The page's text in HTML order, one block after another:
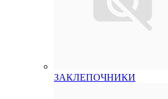
ЗАКЛЕПОЧНИКИ